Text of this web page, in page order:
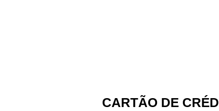
CARTÃO DE